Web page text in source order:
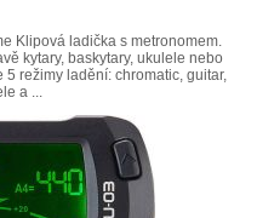
Klipová ladička s metronomem.
kytary, baskytary, ukulele nebo
režimy ladění: chromatic, guitar,
a ...